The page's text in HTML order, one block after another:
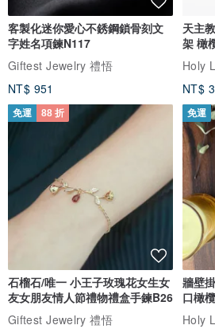
答：當然！雖然它們外觀精緻，但這款耳
常生活中的每一個小細節。
問：這款耳環適合作為禮物？
答：百分之百！它們精美包裝，完美適合
場合的驚喜。獨特的魅力和永恆的設計使
無論是送給特別的人，還是犒賞自己。
客製化迷你愛心不銹鋼鎖骨刻文
字姓名項鍊N117
Giftest Jewelry 禮悟
NT$ 951
天主
架 橄
NT$
免運 88 折
石榴石/唯一 小王子玫瑰花女生女
友女朋友情人節禮物禮盒手鍊B26
Giftest Jewelry 禮悟
免運
牆壁
口橄